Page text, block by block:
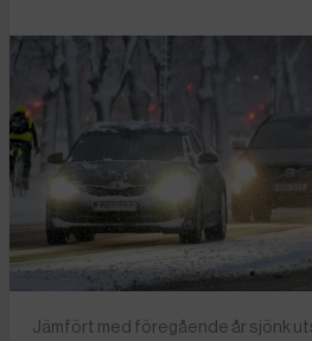
Jämfört med föregående år sjönk